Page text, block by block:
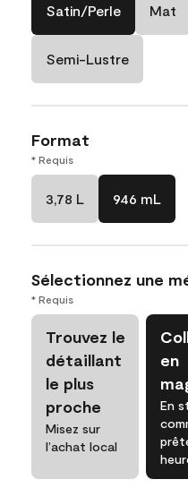
Satin/Perle Mat
Semi-Lustre
Format
* Requis
3,78 L 946 mL
Sélectionnez une
* Requis
Trouvez le
détaillant
le plus
proche
Misez sur
l’achat local
en
En